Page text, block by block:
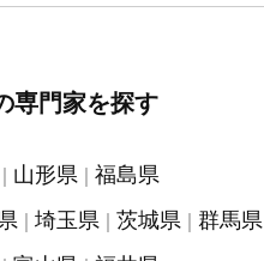
専門家を探す
山形県
福島県
埼玉県 茨城県
群馬県